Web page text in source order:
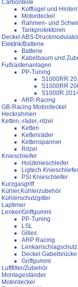
Carbonteile
Kotflügel und
Motordeckel
Rahmen- und
Tankprotektoren
Deckel ABS-
Elektrik/Batterie
Batterie
Kabelbaum und
Fußrastenanlagen
PP-Tuning
S1000RR
S1000RR
S1000R
ARP-Racing
GB-Racing Motordeckel
Heckrahmen
Ketten,-räder,-ritzel
Ketten
Kettenräder
Kettenspanner
Ritzel
Knieschleifer
Holzknieschleifer
Ligtech Knieschliefer
PSI Knieschleifer
Kurzgasgriff
Kühler,Kühlerzubehör
Kühlerschutzgitter
Laptimer
Lenker/Griffgummi
PP-Tuning
LSL
Gilles
ARP Racing
Lenkanschlagschutz
Deckel Gabelbrücke
Griffgummi
Luftfilter/Zubehör
Montageständer
Motordeckel